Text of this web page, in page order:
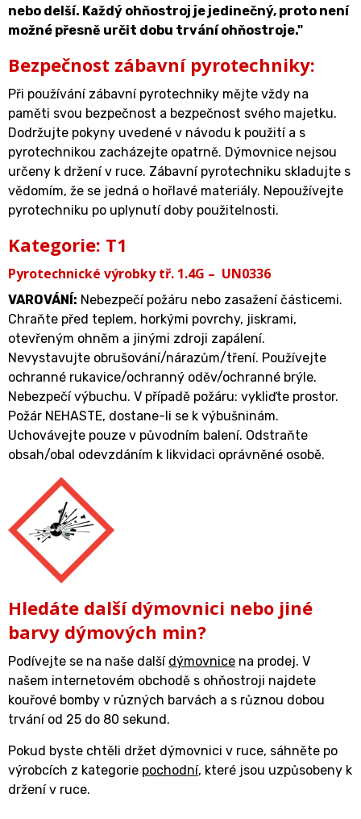
nebo delší. Každý ohňostroj je jedinečný, proto není
možné přesně určit dobu trvání ohňostroje."
Bezpečnost zábavní pyrotechniky:
Při používání zábavní pyrotechniky mějte vždy na
paměti svou bezpečnost a bezpečnost svého majetku.
Dodržujte pokyny uvedené v návodu k použití a s
pyrotechnikou zacházejte opatrně. Dýmovnice nejsou
určeny k držení v ruce. Zábavní pyrotechniku skladujte s
vědomím, že se jedná o hořlavé materiály. Nepoužívejte
pyrotechniku po uplynutí doby použitelnosti.
Kategorie: T1
Pyrotechnické výrobky tř. 1.4G – UN0336
VAROVÁNÍ: Nebezpečí požáru nebo zasažení částicemi.
Chraňte před teplem, horkými povrchy, jiskrami,
otevřeným ohněm a jinými zdroji zapálení.
Nevystavujte obrušování/nárazům/tření. Používejte
ochranné rukavice/ochranný oděv/ochranné brýle.
Nebezpečí výbuchu. V případě požáru: vykliďte prostor.
Požár NEHASTE, dostane-li se k výbušninám.
Uchovávejte pouze v původním balení. Odstraňte
obsah/obal odevzdáním k likvidaci oprávněné osobě.
Hledáte další dýmovnici nebo jiné
barvy dýmových min?
Podívejte se na naše další dýmovnice na prodej. V
našem internetovém obchodě s ohňostroji najdete
kouřové bomby v různých barvách a s různou dobou
trvání od 25 do 80 sekund.
Pokud byste chtěli držet dýmovnici v ruce, sáhněte po
výrobcích z kategorie pochodní, které jsou uzpůsobeny k
držení v ruce.